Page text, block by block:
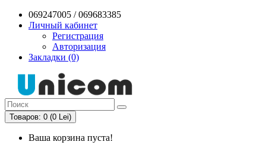
069247005 / 069683385
Личный кабинет
Регистрация
Авторизация
Закладки (0)
Товаров: 0 (0 Lei)
Ваша корзина пуста!